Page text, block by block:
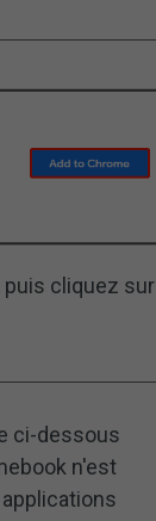
puis cliquez sur
ci-dessous
n'est